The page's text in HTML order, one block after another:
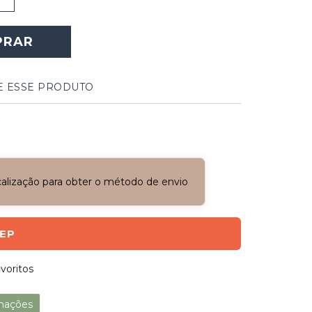
ESSE PRODUTO
para obter o método de envio